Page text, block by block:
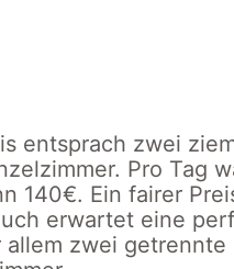
entsprach zwei
Pro Tag
140€. Ein fairer
erwartet eine
allem zwei getrennte